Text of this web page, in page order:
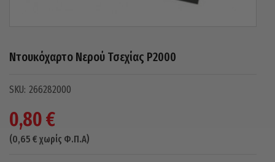
Ντουκόχαρτο Νερού Τσεχίας P2000
266282000
0,80€
(0,65 € χωρίς Φ.Π.Α)